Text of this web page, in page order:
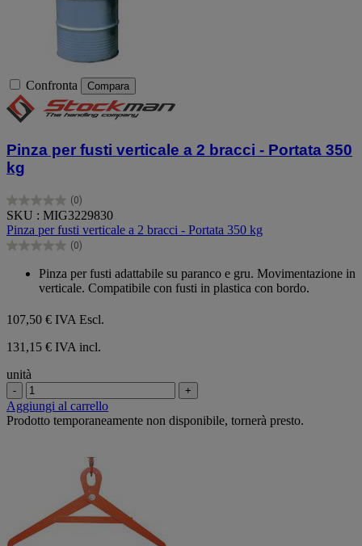
Confronta Compara
Pinza per fusti verticale a 2 bracci - Portata 350
kg
(0)
0.0
su
5
stelle.
SKU : MIG3229830
Pinza per fusti verticale a 2 bracci - Portata 350 kg
(0)
0.0
Pinza per fusti adattabile su paranco e gru. Movimentazione in
verticale. Compatibile con fusti in plastica con bordo.
107,50 € IVA Escl.
131,15 € IVA incl.
unità
- +
Aggiungi al carrello
Prodotto temporaneamente non disponibile, tornerà presto.